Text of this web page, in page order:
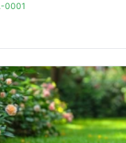
0001